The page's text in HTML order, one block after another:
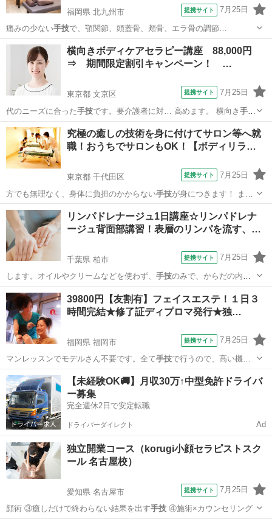
福岡県 北九州市 提携サイト 7月25日
痛みの少ない手技で、顎関節、頭蓋骨、頬骨、エラ骨の調節…
福岡 北九州市 マッサージ
横向きボディケアセラピー講座 88,000円
⇒ 期間限定割引キャンペーン！ …
東京都 文京区 提携サイト 7月25日
代のニーズに合った手技です。要介護者に対… 高めます。 横向き 手技
を取得する事により…
東京 文京区 整体
究極の癒しの技術を身に付けてサロン等へ就
職！おうちでサロンもOK！【ボディリラ…
東京都 千代田区 提携サイト 7月25日
方でも無理なく、身体に負担のかからない手技が身につきます！ ま
た、実技・講義とも…
東京 千代田区 その他
リンパドレナージュ1日講座☆リンパドレナ
ージュ背面部講習！表層のリンパを流す、…
千葉県 柏市 提携サイト 7月25日
します。オイルやクリームなどを使わず、 手技のみで、からだの内側
を健やかに美しくす…
千葉 柏市 その他
39800円【友割有】フェイスエステ！１日３
時間完結★修了証ディプロマ発行★独…
福岡県 福岡市 提携サイト 7月25日
マンレッスンでモデルさん不要です。全て手技で行うので、高い機械
を購入する必要は一…
福岡 福岡市 エステ
【未経験OK🚚】月収30万↑中型免許ドライバ
ー募集
完全週休2日で安定転職
ドライバーダイレクト Ad
独立開業コース（korugi小顔セラピストスク
ール 名古屋校）
愛知県 名古屋市 提携サイト 7月25日
顔術 ③癒しだけで終わらない結果を出す手技④施術×カウンセリング